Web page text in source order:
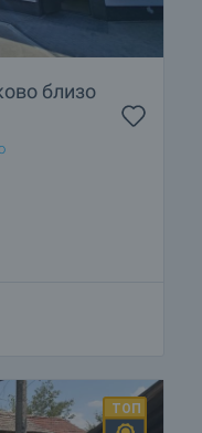
близо